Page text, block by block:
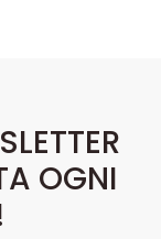
OGNI